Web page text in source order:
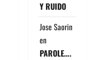
Y RUIDO
Jose Saorin
en
PAROLE….